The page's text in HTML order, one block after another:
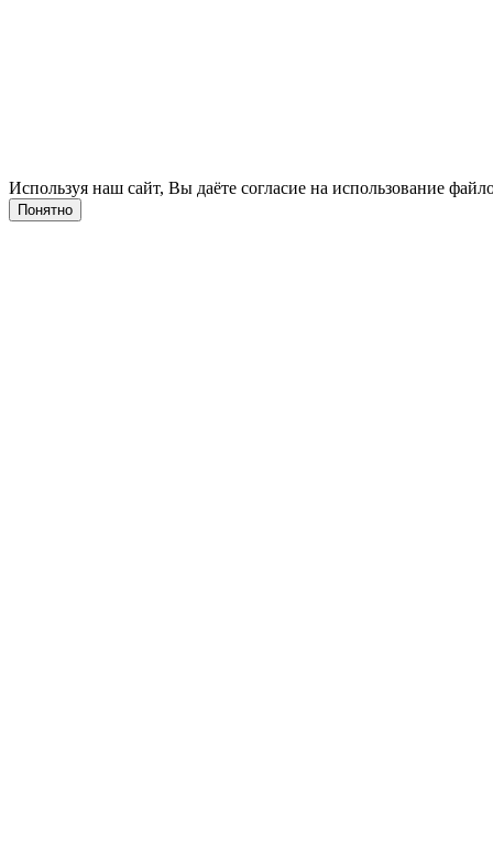
Используя наш сайт, Вы даёте согласие на использование
Понятно